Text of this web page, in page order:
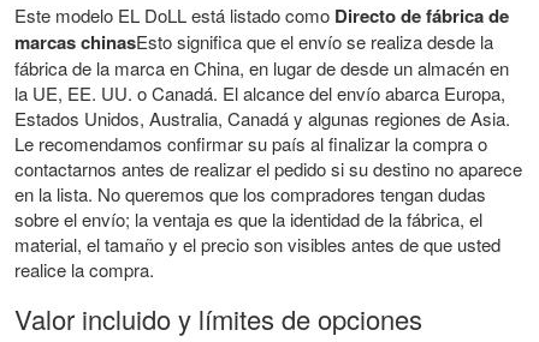
Este modelo EL DoLL está listado como Directo de fábrica de
marcas chinasEsto significa que el envío se realiza desde la
fábrica de la marca en China, en lugar de desde un almacén en
la UE, EE. UU. o Canadá. El alcance del envío abarca Europa,
Estados Unidos, Australia, Canadá y algunas regiones de Asia.
Le recomendamos confirmar su país al finalizar la compra o
contactarnos antes de realizar el pedido si su destino no aparece
en la lista. No queremos que los compradores tengan dudas
sobre el envío; la ventaja es que la identidad de la fábrica, el
material, el tamaño y el precio son visibles antes de que usted
realice la compra.
Valor incluido y límites de opciones